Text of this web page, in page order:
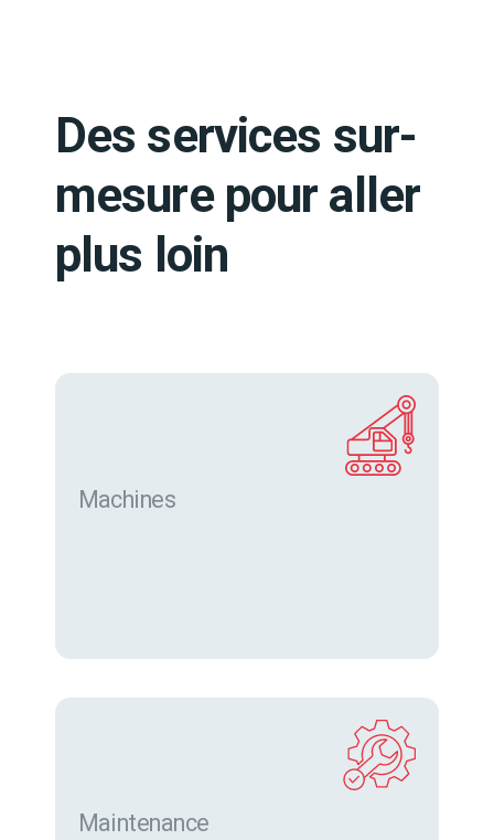
Des services sur-
mesure pour aller
plus loin
Machines
Maintenance